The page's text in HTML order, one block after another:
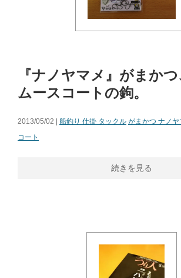
『ナノヤマメ』がまか
ムースコートの鉤。
2013/05/02 | 船釣り 仕掛 タックル がまかつ ナノヤ
コート
続きを見る